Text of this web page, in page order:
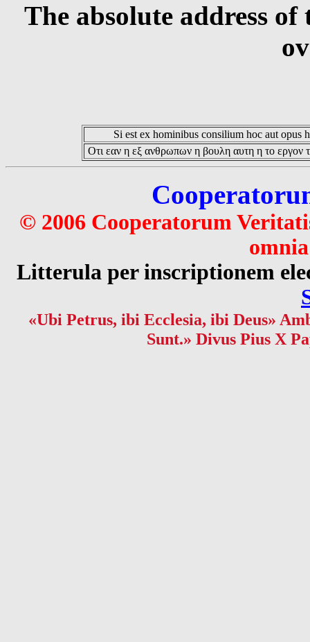
The absolute address
Si est ex hominibus consilium hoc aut opus
Οτι εαν η εξ ανθρωπων η βουλη αυτη η το εργον
© 2006 Cooperatorum
Litterula per inscriptionem
«Ubi Petrus, ibi Ecclesia, ibi Deus»
Sunt.» Divus Pius X